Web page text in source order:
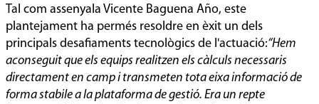
Tal com assenyala Vicente Baguena Año, este
plantejament ha permés resoldre en èxit un dels
principals desafiaments tecnològics de l'actuació:“Hem
aconseguit que els equips realitzen els càlculs necessaris
directament en camp i transmeten tota eixa informació de
forma stabile a la plataforma de gestió. Era un repte